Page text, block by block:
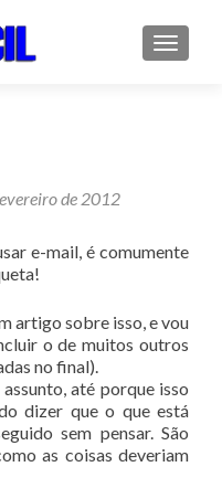
de 2012
e-mail, é comumente
artigo sobre isso, e vou
o de muitos outros
no final).
até porque isso
dizer que o que está
sem pensar. São
as coisas deveriam